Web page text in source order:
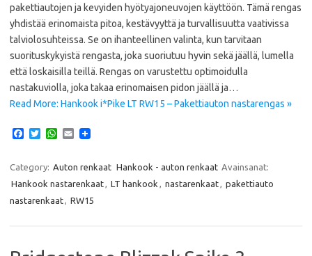
pakettiautojen ja kevyiden hyötyajoneuvojen käyttöön. Tämä rengas
yhdistää erinomaista pitoa, kestävyyttä ja turvallisuutta vaativissa
talviolosuhteissa. Se on ihanteellinen valinta, kun tarvitaan
suorituskykyistä rengasta, joka suoriutuu hyvin sekä jäällä, lumella
että loskaisilla teillä. Rengas on varustettu optimoidulla
nastakuviolla, joka takaa erinomaisen pidon jäällä ja…
Read More: Hankook i*Pike LT RW15 – Pakettiauton nastarengas »
e
b
o
o
T
t
t
e
r
W
t
A
p
E
i
Category: Auton renkaat Hankook - auton renkaat Avainsanat:
Hankook nastarenkaat
LT hankook nastarenkaat
pakettiauto
nastarenkaat
RW15